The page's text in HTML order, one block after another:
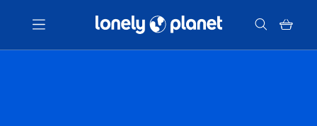
Menu